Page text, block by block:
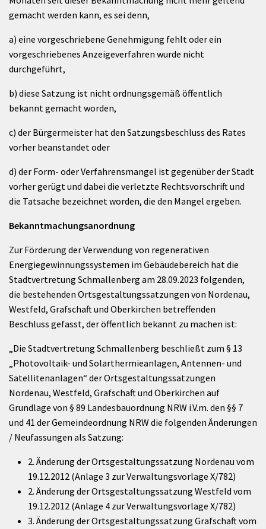
gemacht werden kann, es sei denn,
a) eine vorgeschriebene Genehmigung fehlt oder ein
vorgeschriebenes Anzeigeverfahren wurde nicht
durchgeführt,
b) diese Satzung ist nicht ordnungsgemäß öffentlich
bekannt gemacht worden,
c) der Bürgermeister hat den Satzungsbeschluss des Rates
vorher beanstandet oder
d) der Form- oder Verfahrensmangel ist gegenüber der Stadt
vorher gerügt und dabei die verletzte Rechtsvorschrift und
die Tatsache bezeichnet worden, die den Mangel ergeben.
Bekanntmachungsanordnung
Zur Förderung der Verwendung von regenerativen
Energiegewinnungssystemen im Gebäudebereich hat die
Stadtvertretung Schmallenberg am 28.09.2023 folgenden,
die bestehenden Ortsgestaltungssatzungen von Nordenau,
Westfeld, Grafschaft und Oberkirchen betreffenden
Beschluss gefasst, der öffentlich bekannt zu machen ist:
„Die Stadtvertretung Schmallenberg beschließt zum § 13
„Photovoltaik- und Solarthermieanlagen, Antennen- und
Satellitenanlagen“ der Ortsgestaltungssatzungen
Nordenau, Westfeld, Grafschaft und Oberkirchen auf
Grundlage von § 89 Landesbauordnung NRW i.V.m. den §§ 7
und 41 der Gemeindeordnung NRW die folgenden Änderungen
/ Neufassungen als Satzung:
2. Änderung der Ortsgestaltungssatzung Nordenau vom
19.12.2012 (Anlage 3 zur Verwaltungsvorlage X/782)
2. Änderung der Ortsgestaltungssatzung Westfeld vom
19.12.2012 (Anlage 4 zur Verwaltungsvorlage X/782)
3. Änderung der Ortsgestaltungssatzung Grafschaft vom